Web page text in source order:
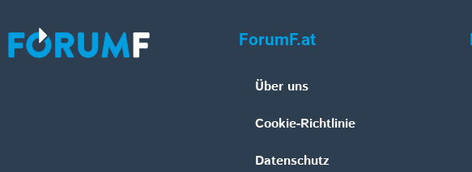
ForumF.at
Über uns
Cookie-Richtlinie
Datenschutz